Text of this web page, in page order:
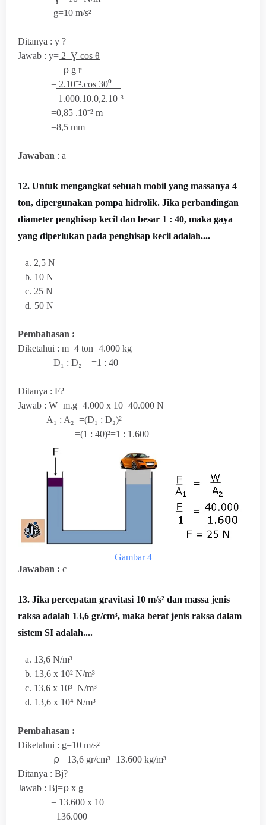
g=10 m/s²
Ditanya : y ?
Jawab : y= 2 Ɣ cos θ
⍴ g r
= 2.10⁻².cos 30⁰
1.000.10.0,2.10⁻³
=0,85 .10⁻² m
=8,5 mm
Jawaban : a
12. Untuk mengangkat sebuah mobil yang massanya 4
ton, dipergunakan pompa hidrolik. Jika perbandingan
diameter penghisap kecil dan besar 1 : 40, maka gaya
yang diperlukan pada penghisap kecil adalah....
a. 2,5 N
b. 10 N
c. 25 N
d. 50 N
Pembahasan :
Diketahui : m=4 ton=4.000 kg
D₁ : D₂ =1 : 40
Ditanya : F?
Jawab : W=m.g=4.000 x 10=40.000 N
A₁ : A₂ =(D₁ : D₂)²
=(1 : 40)²=1 : 1.600
Gambar 4
Jawaban : c
13. Jika percepatan gravitasi 10 m/s² dan massa jenis
raksa adalah 13,6 gr/cm³, maka berat jenis raksa dalam
sistem SI adalah....
a. 13,6 N/m³
b. 13,6 x 10² N/m³
c. 13,6 x 10³ N/m³
d. 13,6 x 10⁴ N/m³
Pembahasan :
Diketahui : g=10 m/s²
⍴= 13,6 gr/cm³=13.600 kg/m³
Ditanya : Bj?
Jawab : Bj=⍴ x g
= 13.600 x 10
=136.000